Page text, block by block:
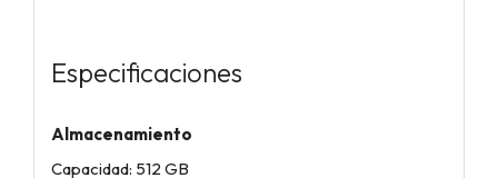
Especificaciones
Almacenamiento
Capacidad: 512 GB